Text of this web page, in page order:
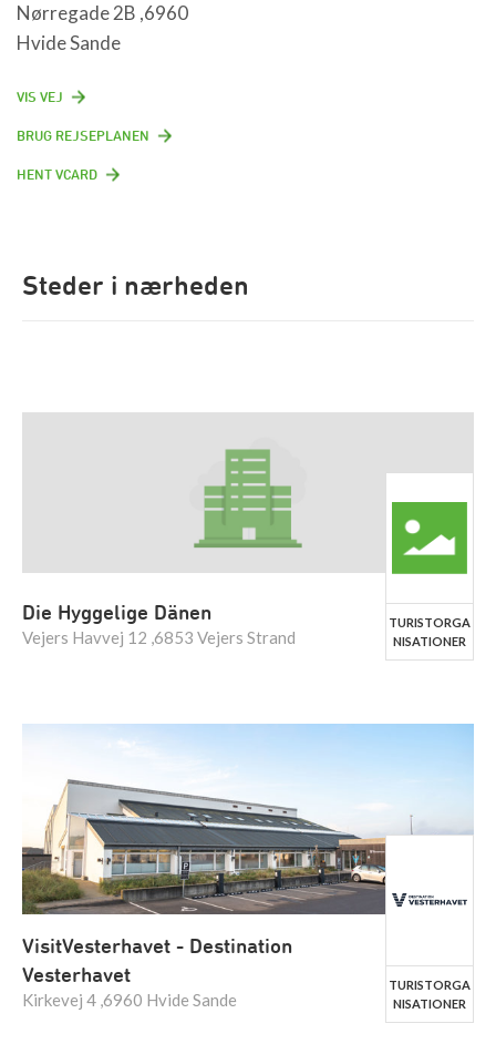
Nørregade 2B ,6960
Hvide Sande
VIS VEJ
BRUG REJSEPLANEN
HENT VCARD
Steder i nærheden
Die Hyggelige Dänen
Vejers Havvej 12 ,6853 Vejers Strand
TURISTORGA
NISATIONER
VisitVesterhavet - Destination
Vesterhavet
Kirkevej 4 ,6960 Hvide Sande
TURISTORGA
NISATIONER